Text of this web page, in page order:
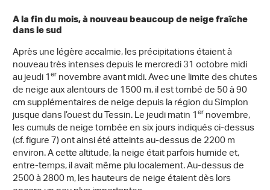
A la fin du mois, à nouveau beaucoup de neige fraîche
dans le sud
Après une légère accalmie, les précipitations étaient à
nouveau très intenses depuis le mercredi 31 octobre midi
au jeudi 1ernovembre avant midi. Avec une limite des chutes
de neige aux alentours de 1500 m, il est tombé de 50 à 90
cm supplémentaires de neige depuis la région du Simplon
jusque dans l’ouest du Tessin. Le jeudi matin 1ernovembre,
les cumuls de neige tombée en six jours indiqués ci-dessus
(cf. figure 7) ont ainsi été atteints au-dessus de 2200 m
environ. A cette altitude, la neige était parfois humide et,
entre-temps, il avait même plu localement. Au-dessus de
2500 à 2800 m, les hauteurs de neige étaient dès lors